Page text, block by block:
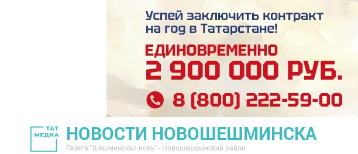
НОВОСТИ НОВОШЕШМИНСКА
Газета "Шешминская новь" - Новошешминский район